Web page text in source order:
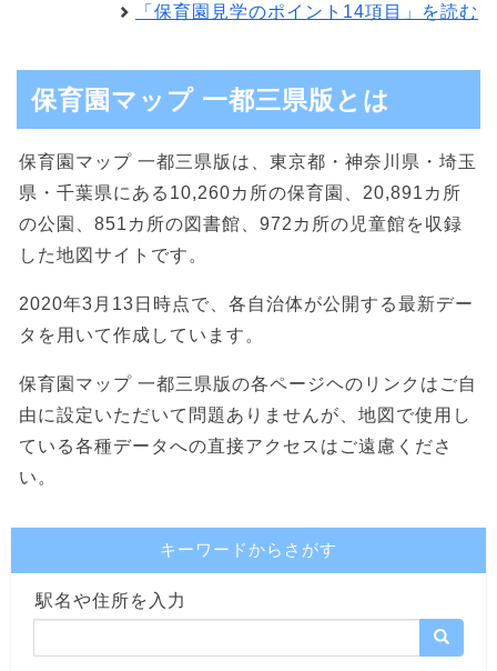
「保育園見学のポイント14項目」を読む
保育園マップ 一都三県版とは
保育園マップ 一都三県版は、東京都・神奈川県・埼玉
県・千葉県にある10,260カ所の保育園、20,891カ所
の公園、851カ所の図書館、972カ所の児童館を収録
した地図サイトです。
2020年3月13日時点で、各自治体が公開する最新デー
タを用いて作成しています。
保育園マップ 一都三県版の各ページヘのリンクはご自
由に設定いただいて問題ありませんが、地図で使用し
ている各種データへの直接アクセスはご遠慮くださ
い。
キーワードからさがす
駅名や住所を入力